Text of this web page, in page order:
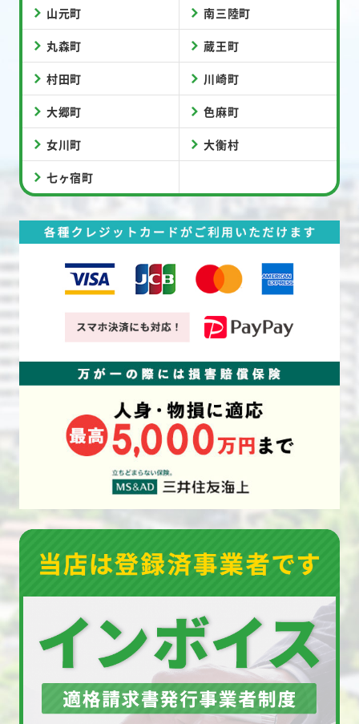
山元町 南三陸町
丸森町 蔵王町
村田町 川崎町
大郷町 色麻町
女川町 大衡村
七ヶ宿町